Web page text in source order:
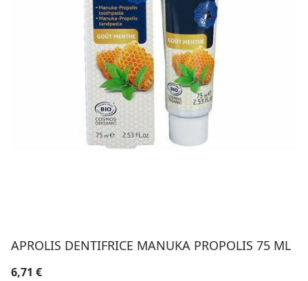
APROLIS DENTIFRICE MANUKA PROPOLIS 75 ML
6,71 €